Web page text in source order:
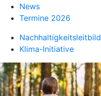
News
Termine 2026
Nachhaltigkeitsleitbild
Klima-Initiative